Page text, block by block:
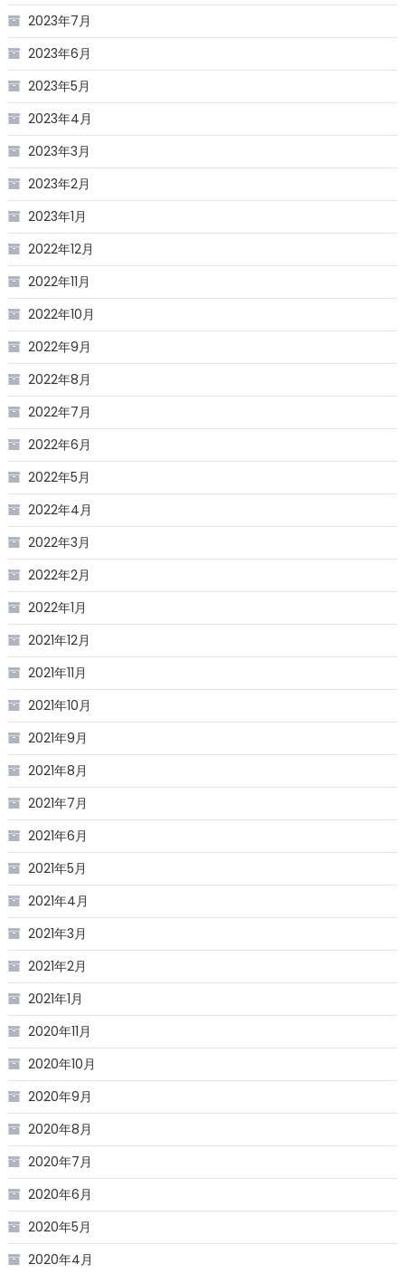
2023年7月
2023年6月
2023年5月
2023年4月
2023年3月
2023年2月
2023年1月
2022年12月
2022年11月
2022年10月
2022年9月
2022年8月
2022年7月
2022年6月
2022年5月
2022年4月
2022年3月
2022年2月
2022年1月
2021年12月
2021年11月
2021年10月
2021年9月
2021年8月
2021年7月
2021年6月
2021年5月
2021年4月
2021年3月
2021年2月
2021年1月
2020年11月
2020年10月
2020年9月
2020年8月
2020年7月
2020年6月
2020年5月
2020年4月